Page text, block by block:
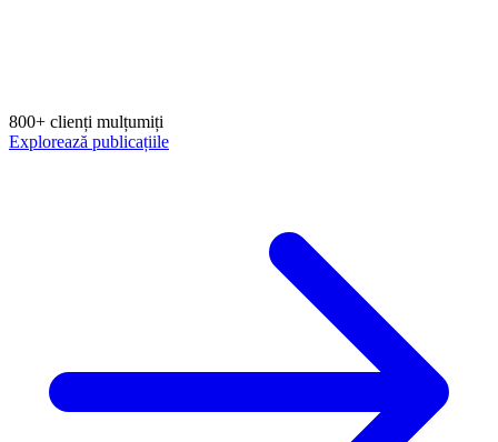
800+ clienți mulțumiți
Explorează publicațiile